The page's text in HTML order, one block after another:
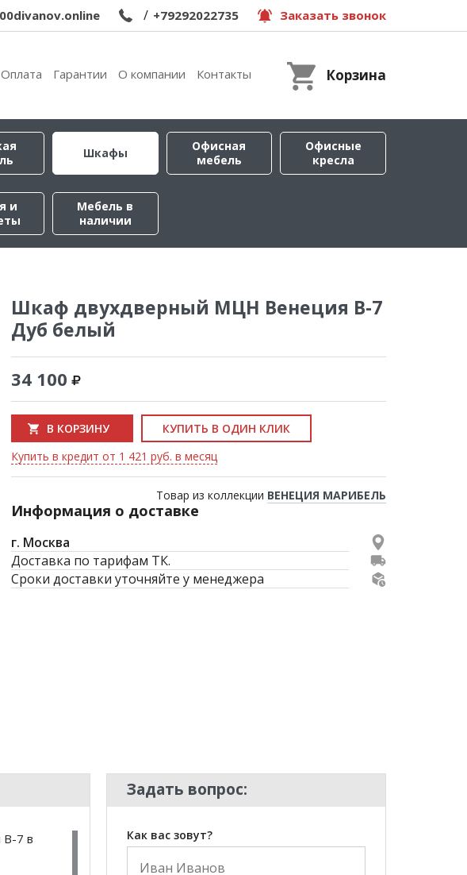
/ +79292022735 Заказать звонок
Оплата Гарантии О компании Контакты Корзина
Шкафы
Офисная
мебель
Офисные
кресла
и
Мебель в
наличии
Шкаф двухдверный МЦН Венеция В-7
Дуб белый
34 100
В КОРЗИНУ
КУПИТЬ В ОДИН КЛИК
Купить в кредит от 1 421 руб. в месяц
Товар из коллекции ВЕНЕЦИЯ МАРИБЕЛЬ
Информация о доставке
г. Москва
Доставка по тарифам ТК.
Сроки доставки уточняйте у менеджера
В-7 в
Задать вопрос:
Как вас зовут?